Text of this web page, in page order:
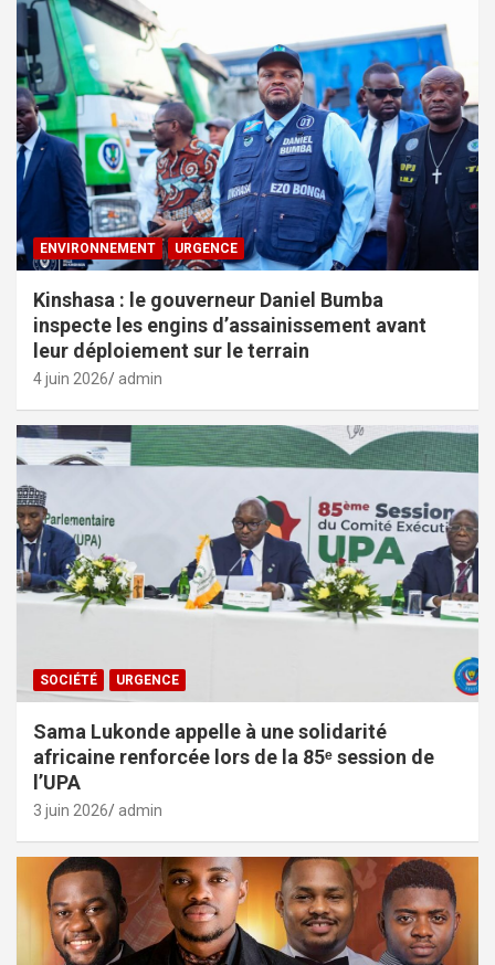
ENVIRONNEMENT URGENCE
Kinshasa : le gouverneur Daniel Bumba
inspecte les engins d’assainissement avant
leur déploiement sur le terrain
4 juin 2026 admin
SOCIÉTÉ URGENCE
Sama Lukonde appelle à une solidarité
africaine renforcée lors de la 85ᵉ session de
l’UPA
3 juin 2026 admin